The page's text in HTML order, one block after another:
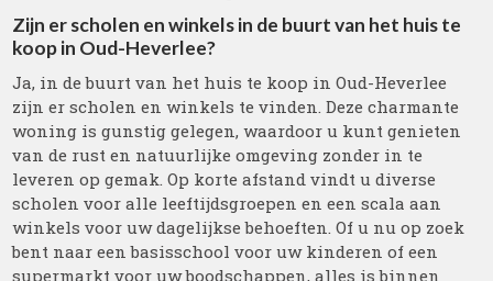
Zijn er scholen en winkels in de buurt van het huis te
koop in Oud-Heverlee?
Ja, in de buurt van het huis te koop in Oud-Heverlee
zijn er scholen en winkels te vinden. Deze charmante
woning is gunstig gelegen, waardoor u kunt genieten
van de rust en natuurlijke omgeving zonder in te
leveren op gemak. Op korte afstand vindt u diverse
scholen voor alle leeftijdsgroepen en een scala aan
winkels voor uw dagelijkse behoeften. Of u nu op zoek
bent naar een basisschool voor uw kinderen of een
supermarkt voor uw boodschappen, alles is binnen